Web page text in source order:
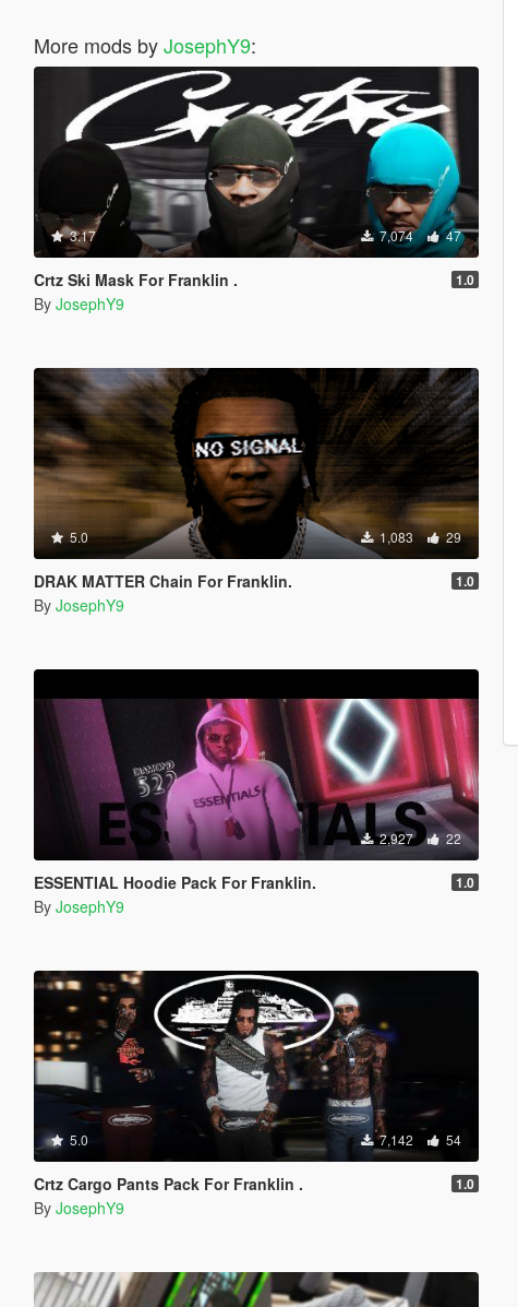
More mods byJosephY9:
3.17 7,074 47
Crtz Ski Mask For Franklin . 1.0
By JosephY9
5.0 1,083 29
DRAK MATTER Chain For Franklin. 1.0
By JosephY9
2,927 22
ESSENTIAL Hoodie Pack For Franklin. 1.0
By JosephY9
5.0 7,142 54
Crtz Cargo Pants Pack For Franklin . 1.0
By JosephY9